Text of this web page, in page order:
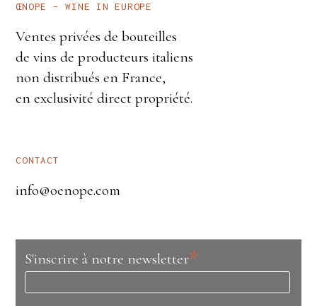
ŒNOPE – WINE IN EUROPE
Ventes privées de bouteilles
de vins de producteurs italiens
non distribués en France,
en exclusivité direct propriété.
CONTACT
info@oenope.com
S'inscrire à notre newsletter*